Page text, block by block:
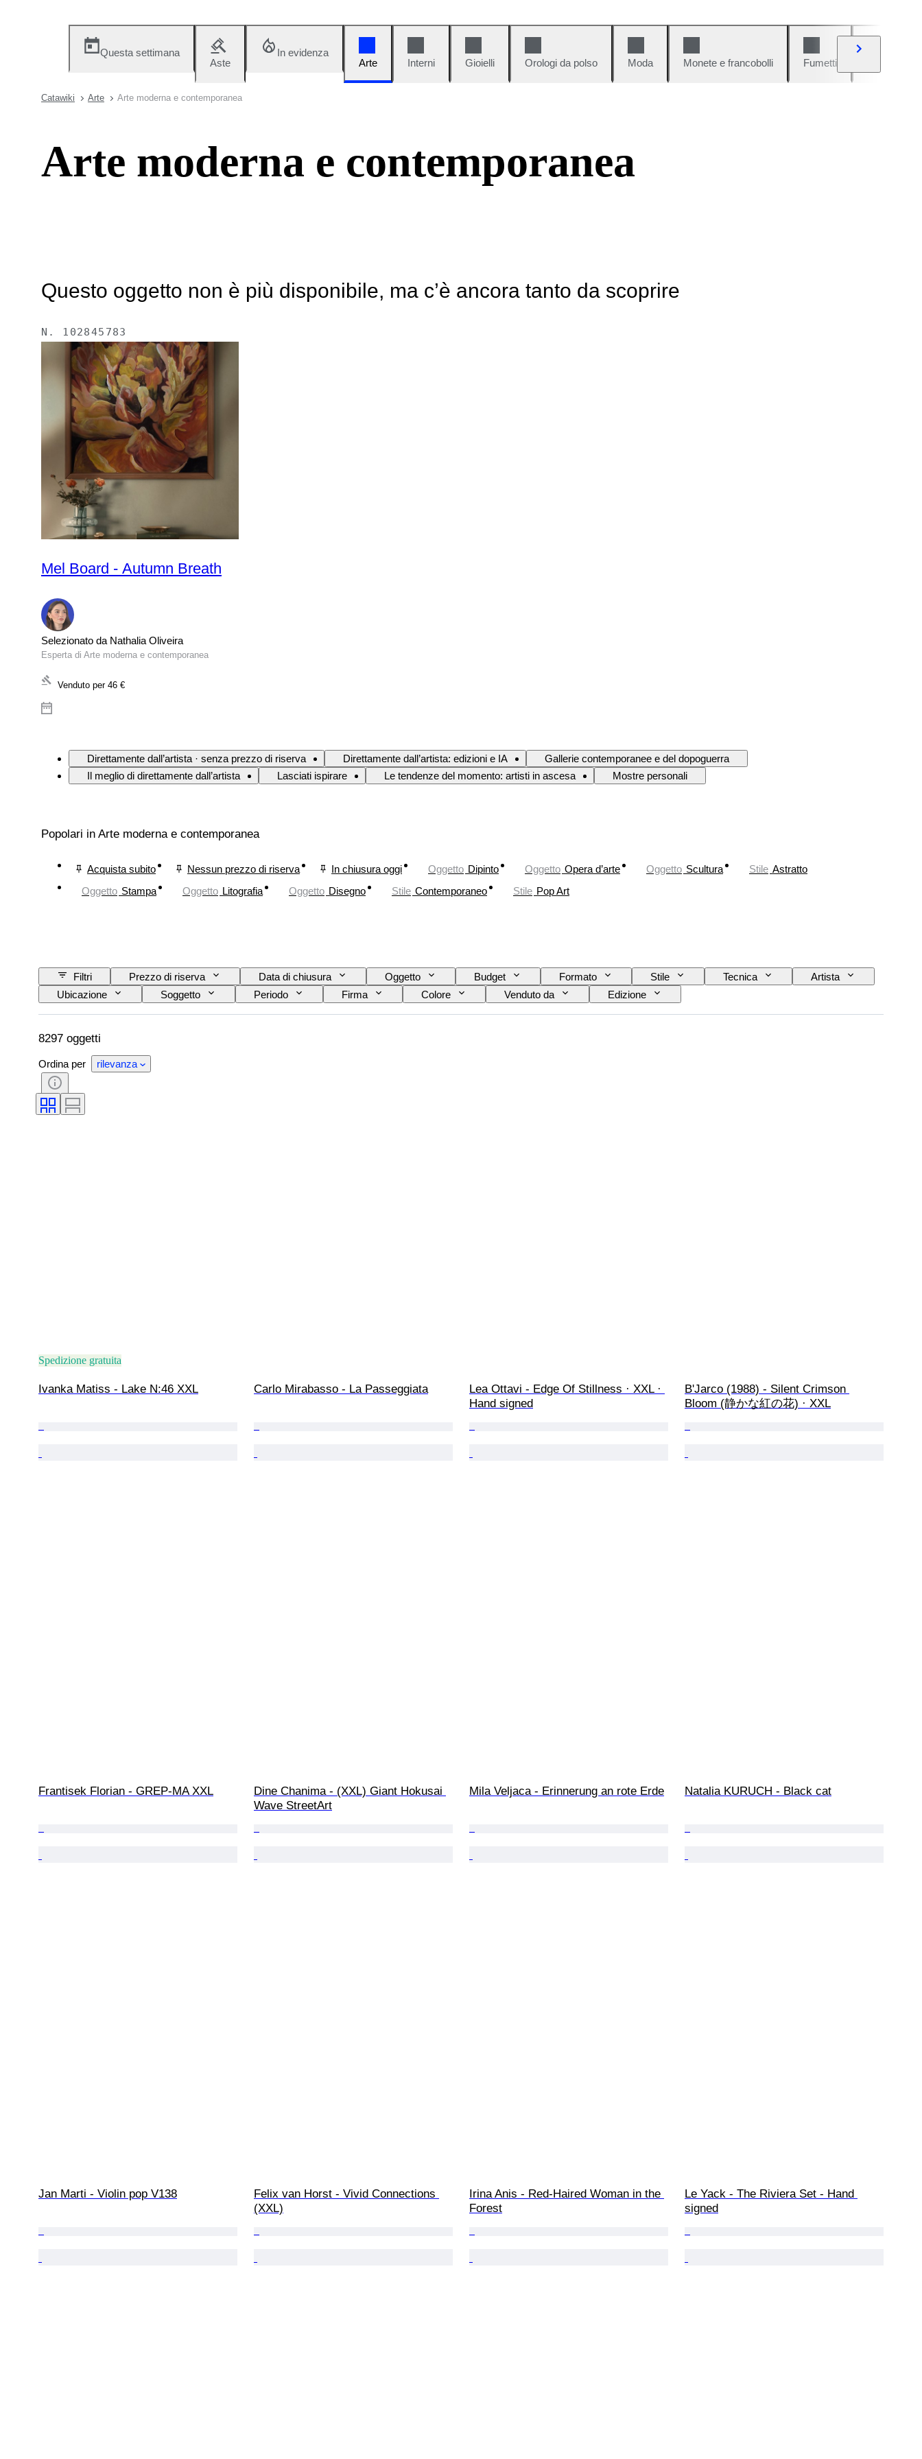
Questa settimana
Aste
In evidenza
Arte
Interni Gioielli Orologi da polso Moda Monete e francobolli Fumetti
Catawiki Arte Arte moderna e contemporanea
Arte moderna e contemporanea
Questo oggetto non è più disponibile, ma c’è ancora tanto da scoprire
N. 102845783
Mel Board - Autumn Breath
Selezionato da Nathalia Oliveira
Esperta di Arte moderna e contemporanea
Venduto per 46 €
Direttamente dall’artista · senza prezzo di riserva Direttamente dall’artista: edizioni e IA
Gallerie contemporanee e del dopoguerra
Il meglio di direttamente dall’artista
Lasciati ispirare Le tendenze del momento: artisti in ascesa Mostre personali
Popolari in Arte moderna e contemporanea
Acquista subito Nessun prezzo di riserva In chiusura oggi Oggetto Dipinto Oggetto Opera d’arte Oggetto Scultura Stile Astratto
Oggetto Stampa Oggetto Litografia Oggetto Disegno Stile Contemporaneo Stile Pop Art
Filtri Prezzo di riserva Data di chiusura Oggetto Budget Formato Stile Tecnica
Artista
Ubicazione
Soggetto Periodo Firma Colore Venduto da Edizione
8297 oggetti
Ordina per rilevanza
Spedizione gratuita
Ivanka Matiss - Lake N:46 XXL Carlo Mirabasso - La Passeggiata
Lea Ottavi - Edge Of Stillness · XXL ·
Hand signed
B'Jarco (1988) - Silent Crimson
Bloom (静かな紅の花) · XXL
Frantisek Florian - GREP-MA XXL
Dine Chanima - (XXL) Giant Hokusai
Wave StreetArt
Mila Veljaca - Erinnerung an rote Erde Natalia KURUCH - Black cat
Jan Marti - Violin pop V138
Felix van Horst - Vivid Connections
(XXL)
Irina Anis - Red-Haired Woman in the
Forest
Le Yack - The Riviera Set - Hand
signed